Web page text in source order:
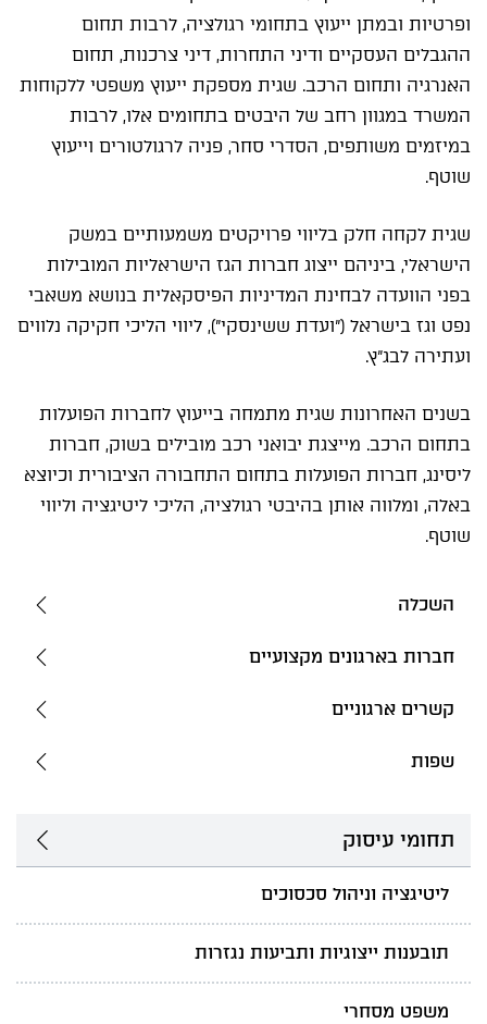
ופרטיות ובמתן ייעוץ בתחומי רגולציה, לרבות תחום
ההגבלים העסקיים ודיני התחרות, דיני צרכנות, תחום
האנרגיה ותחום הרכב. שגית מספקת ייעוץ משפטי ללקוחות
המשרד במגוון רחב של היבטים בתחומים אלו, לרבות
במיזמים משותפים, הסדרי סחר, פניה לרגולטורים וייעוץ
שוטף.
שגית לקחה חלק בליווי פרויקטים משמעותיים במשק
הישראלי, ביניהם ייצוג חברות הגז הישראליות המובילות
בפני הוועדה לבחינת המדיניות הפיסקאלית בנושא משאבי
נפט וגז בישראל ("ועדת ששינסקי"), ליווי הליכי חקיקה נלווים
ועתירה לבג"ץ.
בשנים האחרונות שגית מתמחה בייעוץ לחברות הפועלות
בתחום הרכב. מייצגת יבואני רכב מובילים בשוק, חברות
ליסינג, חברות הפועלות בתחום התחבורה הציבורית וכיוצא
באלה, ומלווה אותן בהיבטי רגולציה, הליכי ליטיגציה וליווי
שוטף.
השכלה
חברות בארגונים מקצועיים
קשרים ארגוניים
שפות
תחומי עיסוק
ליטיגציה וניהול סכסוכים
תובענות ייצוגיות ותביעות נגזרות
משפט מסחרי